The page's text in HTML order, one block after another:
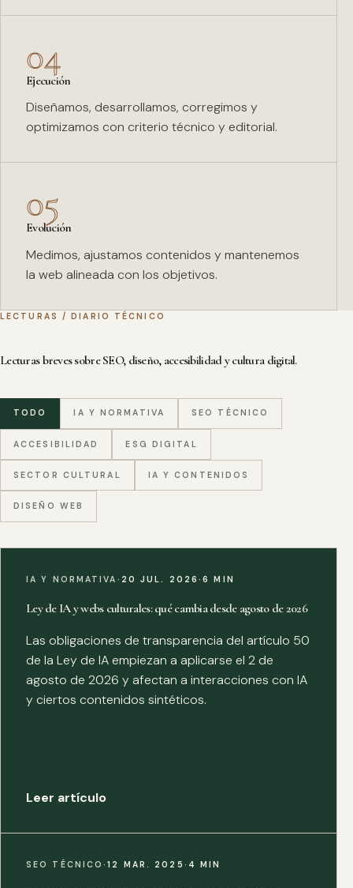
04
Ejecución
Diseñamos, desarrollamos, corregimos y
optimizamos con criterio técnico y editorial.
05
Evolución
Medimos, ajustamos contenidos y mantenemos
la web alineada con los objetivos.
LECTURAS / DIARIO TÉCNICO
Lecturas breves sobre SEO, diseño, accesibilidad y cultura digital.
TODO IA Y NORMATIVA SEO TÉCNICO
ACCESIBILIDAD ESG DIGITAL
SECTOR CULTURAL IA Y CONTENIDOS
DISEÑO WEB
IA Y NORMATIVA · 20 JUL. 2026·6 MIN
Ley de IA y webs culturales: qué cambia desde agosto de 2026
Las obligaciones de transparencia del artículo 50
de la Ley de IA empiezan a aplicarse el 2 de
agosto de 2026 y afectan a interacciones con IA
y ciertos contenidos sintéticos.
Leer artículo
SEO TÉCNICO·12 MAR. 2025 · 4 MIN